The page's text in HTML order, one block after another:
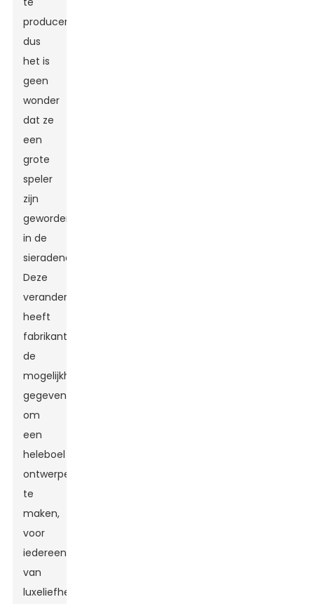
produceren,
dus
het is
geen
wonder
dat ze
een
grote
speler
zijn
geworden
in de
sieradendoosjeswereld.
Deze
verandering
heeft
fabrikanten
de
mogelijkheid
gegeven
om
een ​​
heleboel
ontwerpen
te
maken,
voor
iedereen,
van
luxeliefhebbers